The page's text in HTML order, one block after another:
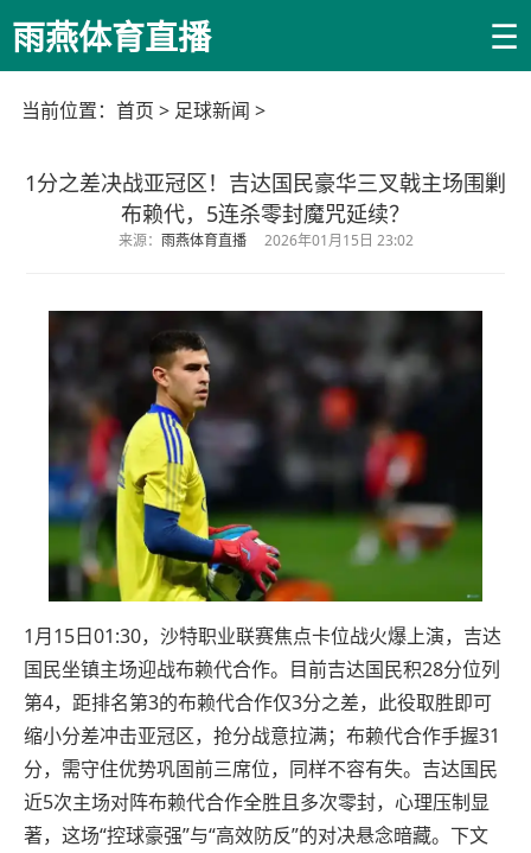
雨燕体育直播 ☰
当前位置： 首页 > 足球新闻 >
1分之差决战亚冠区！吉达国民豪华三叉戟主场围剿
布赖代，5连杀零封魔咒延续？
来源： 雨燕体育直播 2026年01月15日 23:02
1月15日01:30，沙特职业联赛焦点卡位战火爆上演，吉达
国民坐镇主场迎战布赖代合作。目前吉达国民积28分位列
第4，距排名第3的布赖代合作仅3分之差，此役取胜即可
缩小分差冲击亚冠区，抢分战意拉满；布赖代合作手握31
分，需守住优势巩固前三席位，同样不容有失。吉达国民
近5次主场对阵布赖代合作全胜且多次零封，心理压制显
著，这场“控球豪强”与“高效防反”的对决悬念暗藏。下文